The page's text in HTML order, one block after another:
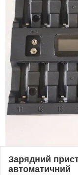
Зарядний
автоматичний